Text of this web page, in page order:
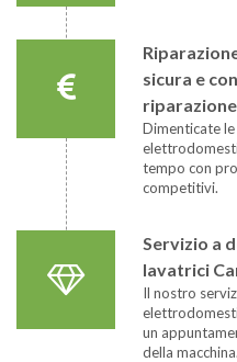
sicura e
Dimenticate
tempo con
competitivi.
Servizio a
lavatrici
Il nostro
un
della macchina.